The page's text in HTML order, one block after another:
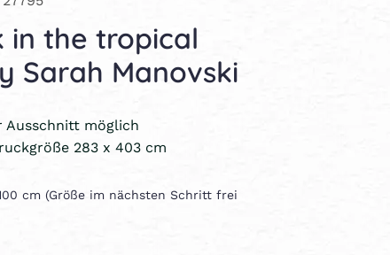
in the tropical
Sarah Manovski
Ausschnitt möglich
283 x 403 cm
cm (Größe im nächsten Schritt frei